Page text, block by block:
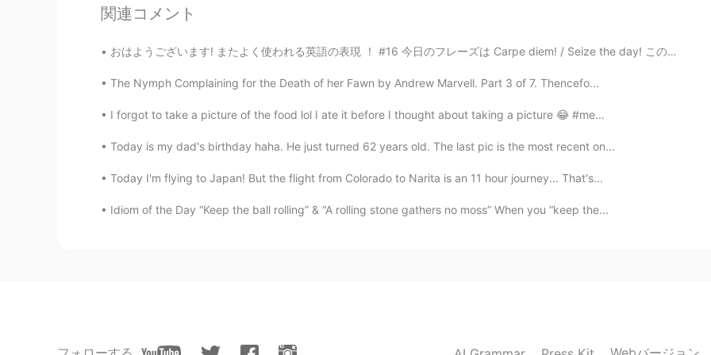
関連コメント
おはようございます! またよく使われる英語の表現 ！ #16 今日のフレーズは Carpe diem! / Seize the day! このフレスはめちゃ好き！ 説明: [Carpe di...
The Nymph Complaining for the Death of her Fawn by Andrew Marvell. Part 3 of 7. Thencefo...
I forgot to take a picture of the food lol I ate it before I thought about taking a picture 😂 #me...
Today is my dad's birthday haha. He just turned 62 years old. The last pic is the most recent on...
Today I'm flying to Japan! But the flight from Colorado to Narita is an 11 hour journey... That's...
Idiom of the Day “Keep the ball rolling” & “A rolling stone gathers no moss” When you “keep the...